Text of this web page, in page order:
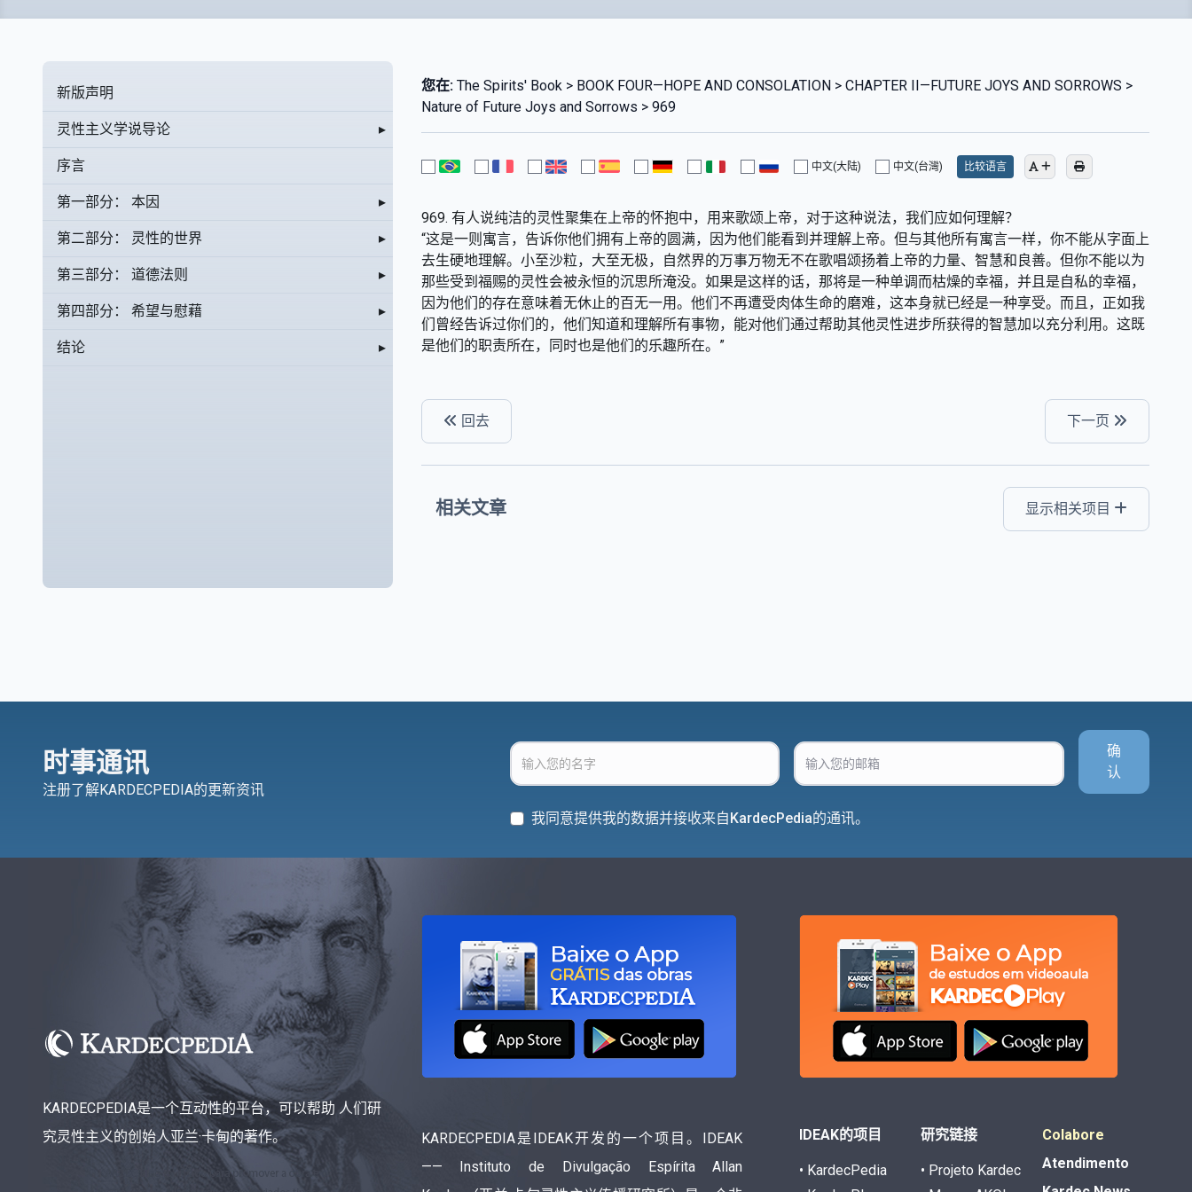
新版声明
灵性主义学说导论 ▸
序言
第一部分： 本因 ▸
第二部分： 灵性的世界 ▸
第三部分： 道德法则 ▸
第四部分： 希望与慰藉 ▸
结论 ▸
您在:The Spirits' Book > BOOK FOUR—HOPE AND CONSOLATION > CHAPTER II—FUTURE JOYS AND SORROWS >
Nature of Future Joys and Sorrows > 969
中文(大陆) 中文(台灣) 比较语言
969. 有人说纯洁的灵性聚集在上帝的怀抱中，用来歌颂上帝，对于这种说法，我们应如何理解？
“这是一则寓言，告诉你他们拥有上帝的圆满，因为他们能看到并理解上帝。但与其他所有寓言一样，你不能从字面上
去生硬地理解。小至沙粒，大至无极，自然界的万事万物无不在歌唱颂扬着上帝的力量、智慧和良善。但你不能以为
那些受到福赐的灵性会被永恒的沉思所淹没。如果是这样的话，那将是一种单调而枯燥的幸福，并且是自私的幸福，
因为他们的存在意味着无休止的百无一用。他们不再遭受肉体生命的磨难，这本身就已经是一种享受。而且，正如我
们曾经告诉过你们的，他们知道和理解所有事物，能对他们通过帮助其他灵性进步所获得的智慧加以充分利用。这既
是他们的职责所在，同时也是他们的乐趣所在。”
回去 下一页
相关文章 显示相关项目
时事通讯
注册了解KARDECPEDIA的更新资讯
确
认
我同意提供我的数据并接收来自KardecPedia的通讯。
KARDECPEDIA是一个互动性的平台，可以帮助 人们研
究灵性主义的创始人亚兰·卡甸的著作。
KARDECPEDIA是IDEAK开发的一个项目。IDEAK
—— Instituto de Divulgação Espírita Allan
IDEAK的项目
• KardecPedia
研究链接
• Projeto Kardec
Colabore
Atendimento